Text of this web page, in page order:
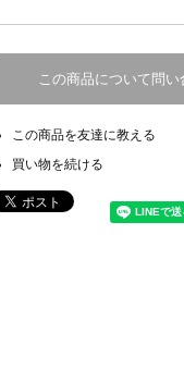
この商品について問
この商品を友達に教える
買い物を続ける